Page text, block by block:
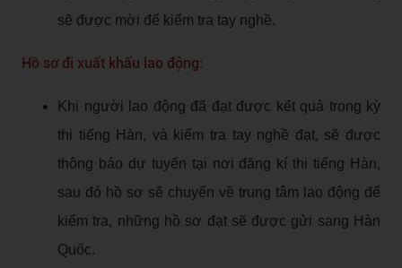
sẽ được mời để kiểm tra tay nghề.
Hồ sơ đi xuất khẩu lao động:
Khi người lao động đã đạt được kết quả trong kỳ
thi tiếng Hàn, và kiểm tra tay nghề đạt, sẽ được
thông báo dự tuyển tại nơi đăng kí thi tiếng Hàn,
sau đó hồ sơ sẽ chuyển về trung tâm lao động để
kiểm tra, những hồ sơ đạt sẽ được gửi sang Hàn
Quốc.